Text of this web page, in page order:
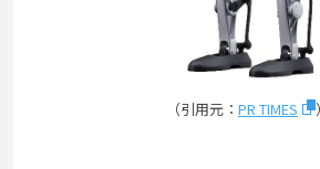
（引用元： PR TIMES ）